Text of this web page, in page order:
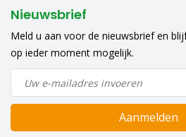
Nieuwsbrief
Meld u aan voor de nieuwsbrief en
op ieder moment mogelijk.
Aanmelden